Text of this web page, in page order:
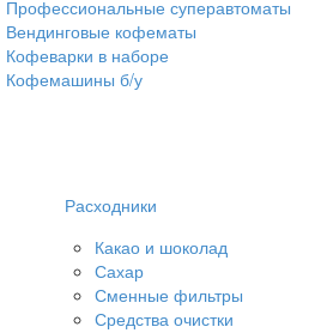
Профессиональные суперавтоматы
Вендинговые кофематы
Кофеварки в наборе
Кофемашины б/у
Расходники
Какао и шоколад
Сахар
Сменные фильтры
Средства очистки